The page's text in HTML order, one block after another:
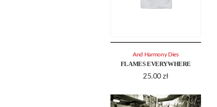
FLAMES EVERYWHERE
25.00zł
And Harmony Dies